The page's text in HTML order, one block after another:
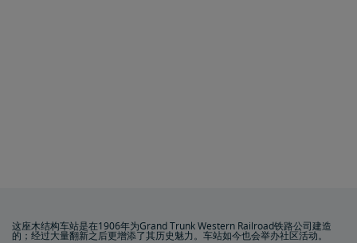
这座木结构车站是在1906年为Grand Trunk Western Railroad铁路公司建造
的；经过大量翻新之后更增添了其历史魅力。车站如今也会举办社区活动。